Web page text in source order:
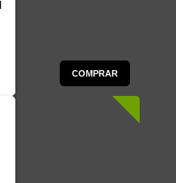
COMPRAR